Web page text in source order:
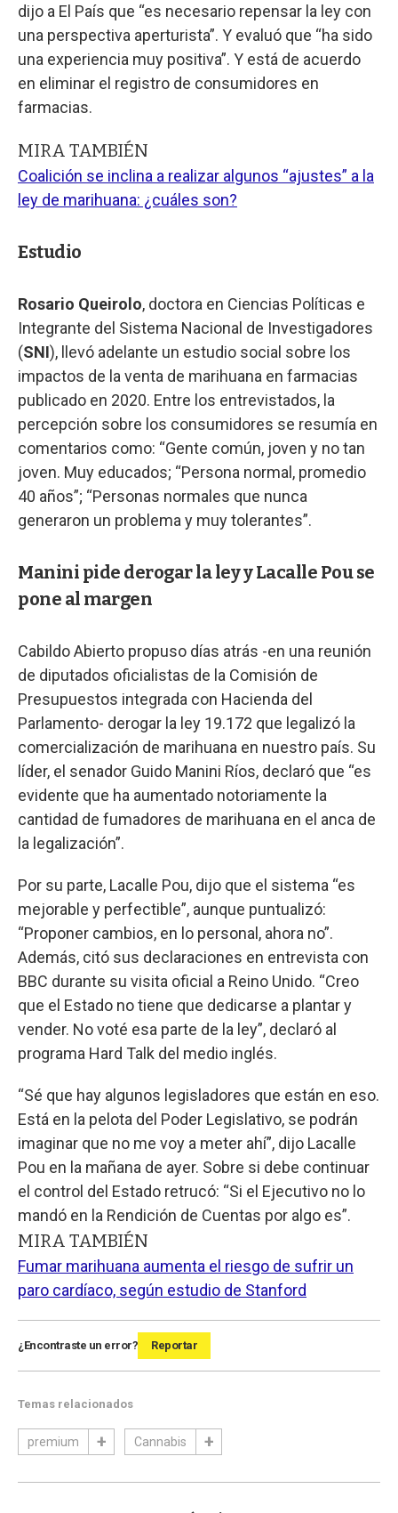
dijo a El País que “es necesario repensar la ley con
una perspectiva aperturista”. Y evaluó que “ha sido
una experiencia muy positiva”. Y está de acuerdo
en eliminar el registro de consumidores en
farmacias.
MIRA TAMBIÉN
Coalición se inclina a realizar algunos “ajustes” a la
ley de marihuana: ¿cuáles son?
Estudio
Rosario Queirolo, doctora en Ciencias Políticas e
Integrante del Sistema Nacional de Investigadores
(SNI), llevó adelante un estudio social sobre los
impactos de la venta de marihuana en farmacias
publicado en 2020. Entre los entrevistados, la
percepción sobre los consumidores se resumía en
comentarios como: “Gente común, joven y no tan
joven. Muy educados; “Persona normal, promedio
40 años”; “Personas normales que nunca
generaron un problema y muy tolerantes”.
Manini pide derogar la ley y Lacalle Pou se
pone al margen
Cabildo Abierto propuso días atrás -en una reunión
de diputados oficialistas de la Comisión de
Presupuestos integrada con Hacienda del
Parlamento- derogar la ley 19.172 que legalizó la
comercialización de marihuana en nuestro país. Su
líder, el senador Guido Manini Ríos, declaró que “es
evidente que ha aumentado notoriamente la
cantidad de fumadores de marihuana en el anca de
la legalización”.
Por su parte, Lacalle Pou, dijo que el sistema “es
mejorable y perfectible”, aunque puntualizó:
“Proponer cambios, en lo personal, ahora no”.
Además, citó sus declaraciones en entrevista con
BBC durante su visita oficial a Reino Unido. “Creo
que el Estado no tiene que dedicarse a plantar y
vender. No voté esa parte de la ley”, declaró al
programa Hard Talk del medio inglés.
“Sé que hay algunos legisladores que están en eso.
Está en la pelota del Poder Legislativo, se podrán
imaginar que no me voy a meter ahí”, dijo Lacalle
Pou en la mañana de ayer. Sobre si debe continuar
el control del Estado retrucó: “Si el Ejecutivo no lo
mandó en la Rendición de Cuentas por algo es”.
MIRA TAMBIÉN
Fumar marihuana aumenta el riesgo de sufrir un
paro cardíaco, según estudio de Stanford
¿Encontraste un error? Reportar
Temas relacionados
premium Cannabis